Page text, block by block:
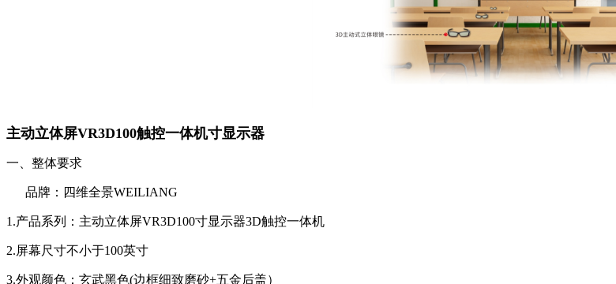
主动立体屏VR3D100触控一体机寸显示器
一、整体要求
品牌：四维全景WEILIANG
1.产品系列：主动立体屏VR3D100寸显示器3D触控一体机
2.屏幕尺寸不小于100英寸
3.外观颜色：玄武黑色(边框细致磨砂+五金后盖）